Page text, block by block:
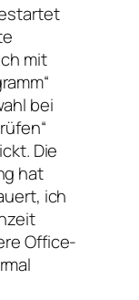
mit
bei
Die
hat
ich
Office-